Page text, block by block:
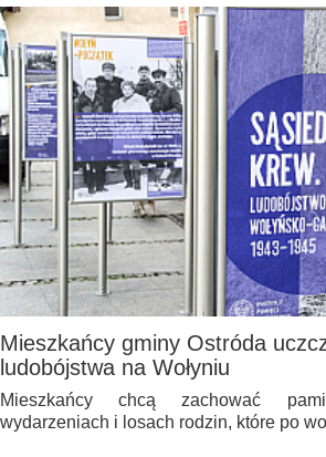
Mieszkańcy gminy Ostróda
ludobójstwa na Wołyniu
Mieszkańcy chcą zachować
wydarzeniach i losach rodzin, które po